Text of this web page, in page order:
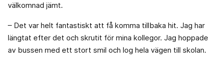
välkomnad jämt.
– Det var helt fantastiskt att få komma tillbaka hit. Jag har
längtat efter det och skrutit för mina kollegor. Jag hoppade
av bussen med ett stort smil och log hela vägen till skolan.